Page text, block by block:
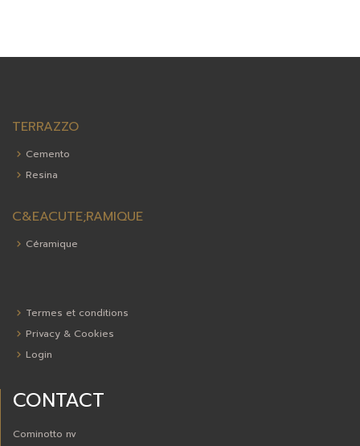
TERRAZZO
Cemento
Resina
C&EACUTE;RAMIQUE
Céramique
Termes et conditions
Privacy & Cookies
Login
CONTACT
Cominotto nv